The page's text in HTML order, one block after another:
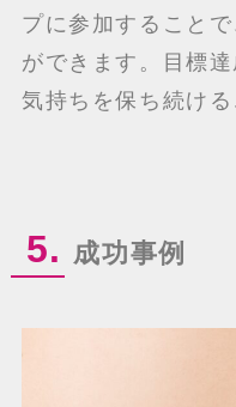
プに参加すること
ができます。目標
気持ちを保ち続ける
5. 成功事例